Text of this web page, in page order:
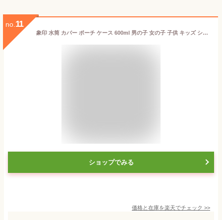
no. 11
象印 水筒 カバー ポーチ ケース 600ml 男の子 女の子 子供 キッズ ショルダー ステンレス ボトル カバーのみ ポーチのみ ブルー パープル ブラック MC-CA03
ショップでみる
価格と在庫を楽天でチェック >>